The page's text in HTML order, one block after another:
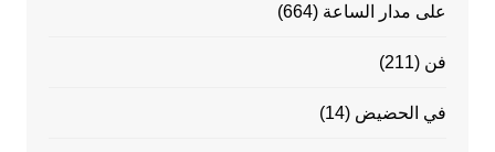
على مدار الساعة(664)
في الحضيض(14)